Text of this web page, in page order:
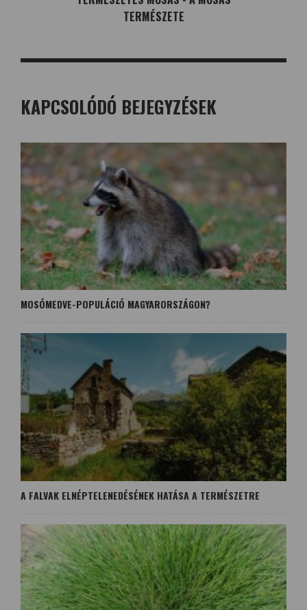
TERMÉSZETE
KAPCSOLÓDÓ BEJEGYZÉSEK
MOSÓMEDVE-POPULÁCIÓ MAGYARORSZÁGON?
A FALVAK ELNÉPTELENEDÉSÉNEK HATÁSA A TERMÉSZETRE